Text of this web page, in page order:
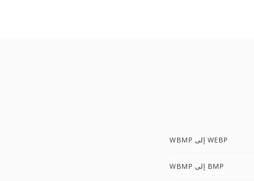
WBMP إلى WEBP
WBMP إلى BMP